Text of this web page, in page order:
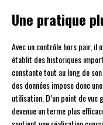
Une pratique
Avec un contrôle hors pair, il
établit des historiques
constante tout au long de
des données impose donc
utilisation. D’un point de
devenue un terme plus